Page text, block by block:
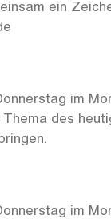
ein
im
des
im